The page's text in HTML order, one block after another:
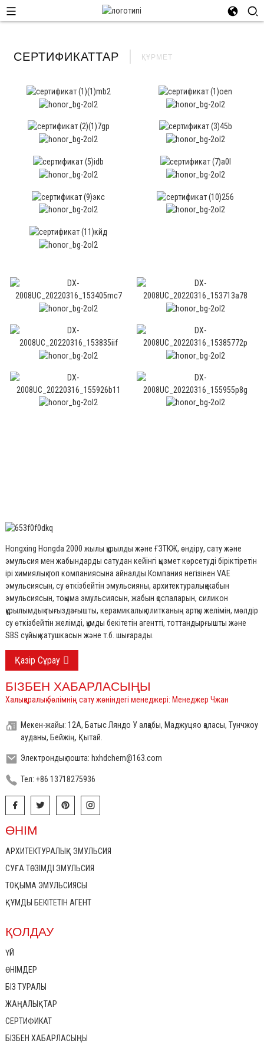
СЕРТИФИКАТТАР ҚҰРМЕТ
Hongxing Hongda 2000 жылы құрылды және ҒЗТКЖ, өндіру, сату және
эмульсия мен жабындарды сатудан кейінгі қызмет көрсетуді біріктіретін
ірі химиялық топ компаниясына айналды. Компания негізінен VAE
эмульсиясын, су өткізбейтін эмульсияны, архитектуралық жабын
эмульсиясын, тоқыма эмульсиясын, жабын қоспаларын, силикон
құрылымдық тығыздағышты, керамикалық плитканың артқы желімін, мөлдір
су өткізбейтін желімді, құмды бекітетін агентті, тоттандырғышты және
SBS сұйық катушкасын және т.б. шығарады.
Қазір Сұрау
БІЗБЕН ХАБАРЛАСЫҢЫ
Халықаралық бөлімнің сату жөніндегі менеджері: Менеджер Чжан
Мекен-жайы: 12А, Батыс Ляндо У алқабы, Маджуцяо қаласы, Тунчжоу
ауданы, Бейжің, Қытай.
Электрондық пошта: hxhdchem@163.com
Тел: +86 13718275936
ӨНІМ
АРХИТЕКТУРАЛЫҚ ЭМУЛЬСИЯ
СУҒА ТӨЗІМДІ ЭМУЛЬСИЯ
ТОҚЫМА ЭМУЛЬСИЯСЫ
ҚҰМДЫ БЕКІТЕТІН АГЕНТ
ҚОЛДАУ
ҮЙ
ӨНІМДЕР
БІЗ ТУРАЛЫ
ЖАҢАЛЫҚТАР
СЕРТИФИКАТ
БІЗБЕН ХАБАРЛАСЫҢЫ